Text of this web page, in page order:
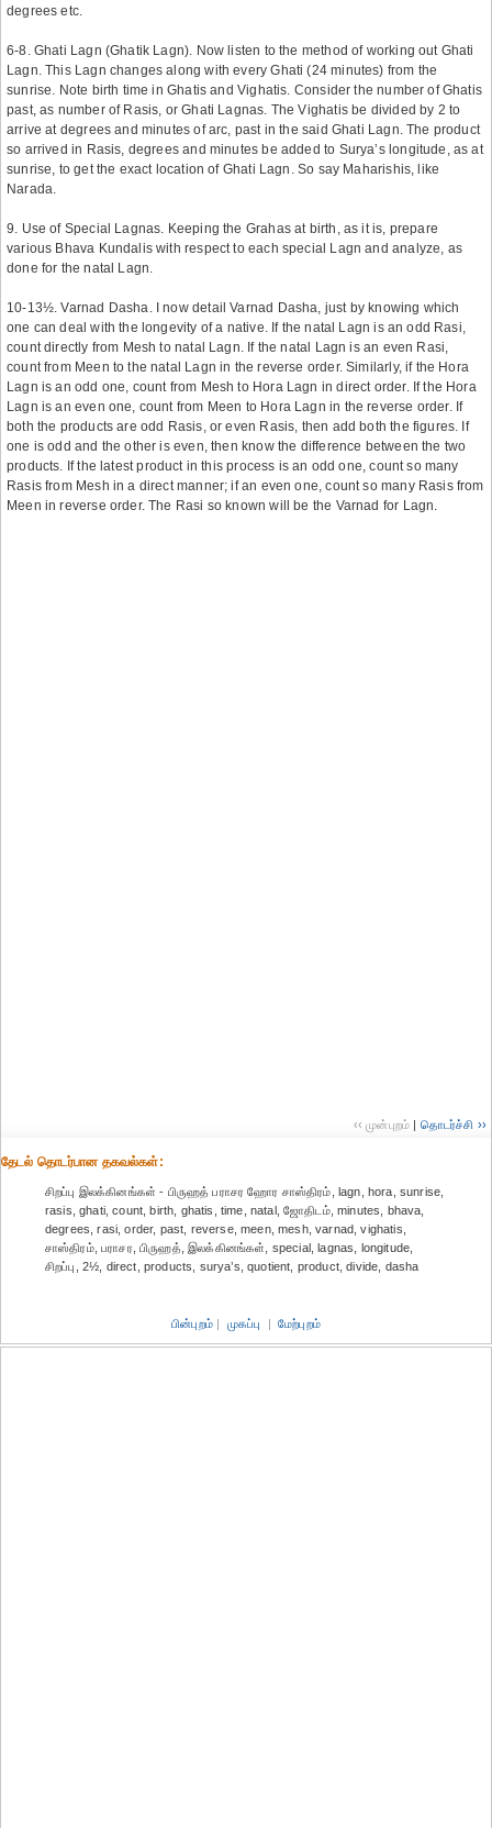
degrees etc.
6-8. Ghati Lagn (Ghatik Lagn). Now listen to the method of working out Ghati
Lagn. This Lagn changes along with every Ghati (24 minutes) from the
sunrise. Note birth time in Ghatis and Vighatis. Consider the number of Ghatis
past, as number of Rasis, or Ghati Lagnas. The Vighatis be divided by 2 to
arrive at degrees and minutes of arc, past in the said Ghati Lagn. The product
so arrived in Rasis, degrees and minutes be added to Surya’s longitude, as at
sunrise, to get the exact location of Ghati Lagn. So say Maharishis, like
Narada.
9. Use of Special Lagnas. Keeping the Grahas at birth, as it is, prepare
various Bhava Kundalis with respect to each special Lagn and analyze, as
done for the natal Lagn.
10-13½. Varnad Dasha. I now detail Varnad Dasha, just by knowing which
one can deal with the longevity of a native. If the natal Lagn is an odd Rasi,
count directly from Mesh to natal Lagn. If the natal Lagn is an even Rasi,
count from Meen to the natal Lagn in the reverse order. Similarly, if the Hora
Lagn is an odd one, count from Mesh to Hora Lagn in direct order. If the Hora
Lagn is an even one, count from Meen to Hora Lagn in the reverse order. If
both the products are odd Rasis, or even Rasis, then add both the figures. If
one is odd and the other is even, then know the difference between the two
products. If the latest product in this process is an odd one, count so many
Rasis from Mesh in a direct manner; if an even one, count so many Rasis from
Meen in reverse order. The Rasi so known will be the Varnad for Lagn.
‹‹ முன்புறம் | தொடர்ச்சி ››
தேட‌ல் தொட‌ர்பான தகவ‌ல்க‌ள்:
சிறப்பு இலக்கினங்கள் - பிருஹத் பராசர ஹோர சாஸ்திரம், lagn, hora, sunrise,
rasis, ghati, count, birth, ghatis, time, natal, ஜோதிடம், minutes, bhava,
degrees, rasi, order, past, reverse, meen, mesh, varnad, vighatis,
சாஸ்திரம், பராசர, பிருஹத், இலக்கினங்கள், special, lagnas, longitude,
சிறப்பு, 2½, direct, products, surya’s, quotient, product, divide, dasha
பின்புறம் | முகப்பு | மேற்புறம்